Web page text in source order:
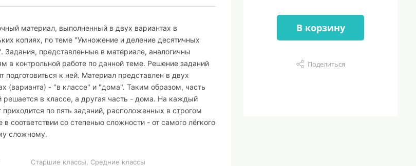
материал, выполненный в двух вариантах в
копиях, по теме "Умножение и деление десятичных
Задания, представленные в материале, аналогичны
в контрольной работе по данной теме. Решение заданий
подготовиться к ней. Материал представлен в двух
(варианта) - "в классе" и "дома". Таким образом, часть
решается в классе, а другая часть - дома. На каждый
приходится по пять заданий, расположенных в строгом
в соответствии со степенью сложности - от самого лёгкого
сложному.
Старшие классы, Средние классы
В корзину
Поделиться